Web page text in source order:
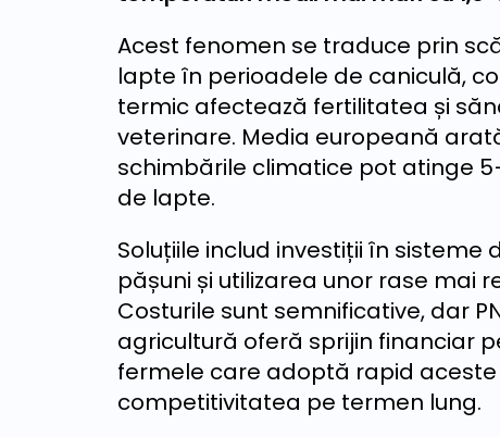
Acest fenomen se traduce prin
lapte în perioadele de caniculă,
termic afectează fertilitatea și
veterinare. Media europeană
schimbările climatice pot atinge
de lapte.
Soluțiile includ investiții în
pășuni și utilizarea unor rase mai
Costurile sunt semnificative, dar
agricultură oferă sprijin financiar
fermele care adoptă rapid
competitivitatea pe termen lung.